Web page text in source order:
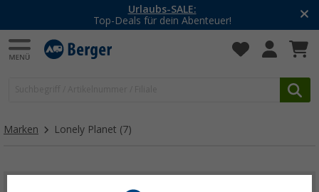
Urlaubs-SALE:
Top-Deals für dein Abenteuer!
Marken Lonely Planet (7)